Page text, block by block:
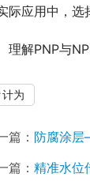
际应用中，选
PNP与NPN
计为
篇： 防腐涂层
篇： 精准水位